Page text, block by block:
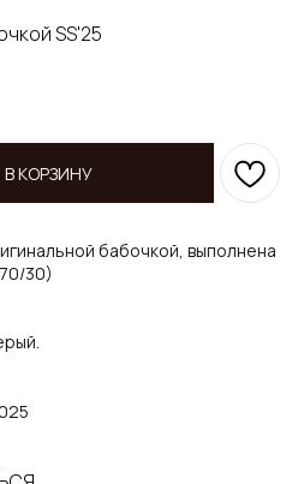
SS'25
КОРЗИНУ
бабочкой, выполнена
30)